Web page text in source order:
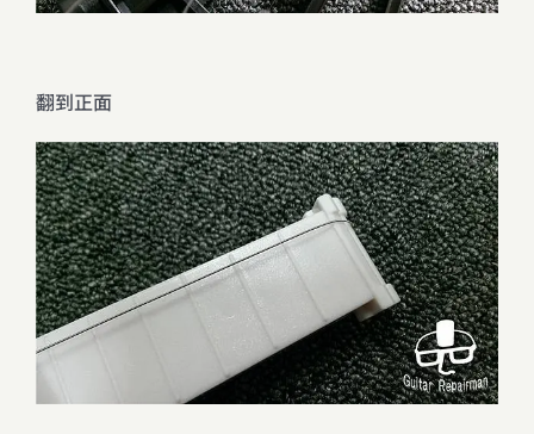
翻到正面